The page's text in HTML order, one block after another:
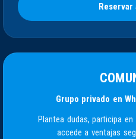
Reservar
Grupo privado en
Plantea dudas, participa
accede a ventajas